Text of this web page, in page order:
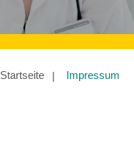
Startseite Impressum